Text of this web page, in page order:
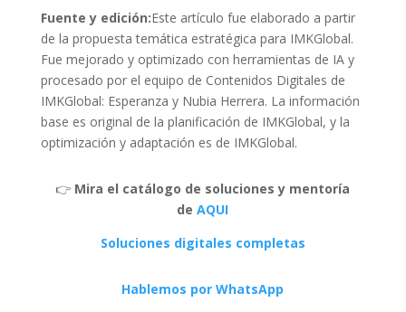
Fuente y edición:Este artículo fue elaborado a partir
de la propuesta temática estratégica para IMKGlobal.
Fue mejorado y optimizado con herramientas de IA y
procesado por el equipo de Contenidos Digitales de
IMKGlobal: Esperanza y Nubia Herrera. La información
base es original de la planificación de IMKGlobal, y la
optimización y adaptación es de IMKGlobal.
👉 Mira el catálogo de soluciones y mentoría
de AQUI
Soluciones digitales completas
Hablemos por WhatsApp